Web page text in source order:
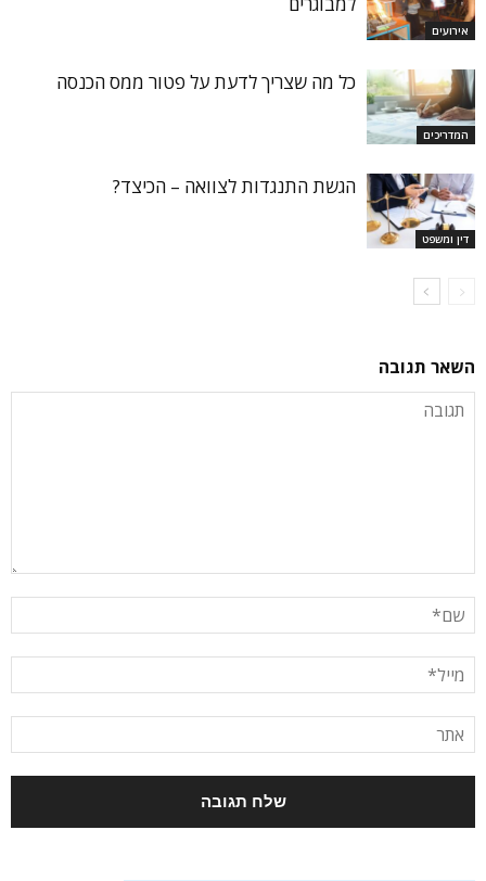
אירועים
המדריכים
כל מה שצריך לדעת על פטור ממס הכנסה
דין ומשפט
הגשת התנגדות לצוואה – הכיצד?
השאר תגובה